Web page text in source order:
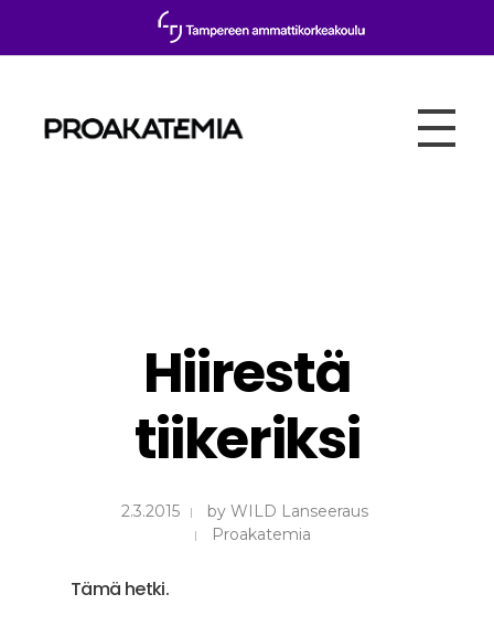
Hiirestä
tiikeriksi
2.3.2015 by WILD Lanseeraus
Proakatemia
Tämä hetki.